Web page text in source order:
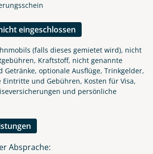
eingeschlossen
(falls dieses gemietet wird), nicht
Kraftstoff, nicht genannte
Getränke, optionale Ausflüge, Trinkgelder,
und Gebühren, Kosten für Visa,
und persönliche
Absprache: